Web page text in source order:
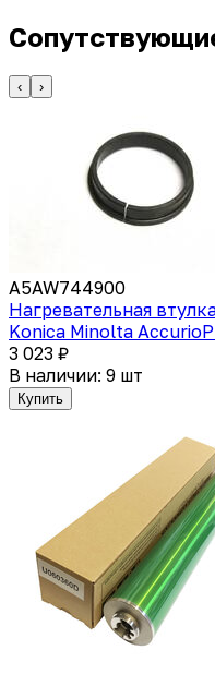
‹ ›
A5AW744900
Нагревательная
Konica Minolta
3 023 ₽
В наличии: 9 шт
Купить